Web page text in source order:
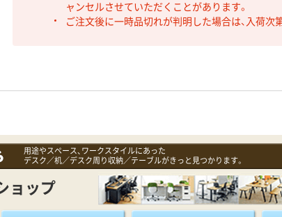
ャンセルさせていただくことがあります。
ご注文後に一時品切れが判明した場合は、入荷次
用途やスペース、ワークスタイルにあった
デスク／机／デスク周り収納／テーブルがきっと見つかります。
ョップ